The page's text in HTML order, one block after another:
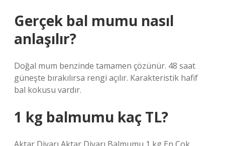
Gerçek bal mumu nasıl
anlaşılır?
Doğal mum benzinde tamamen çözünür. 48 saat
güneşte bırakılırsa rengi açılır. Karakteristik hafif
bal kokusu vardır.
1 kg balmumu kaç TL?